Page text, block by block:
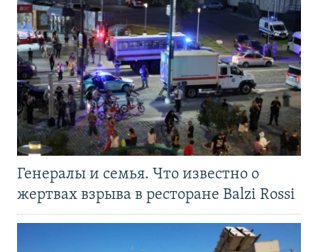
Генералы и семья. Что известно о
жертвах взрыва в ресторане Balzi Rossi